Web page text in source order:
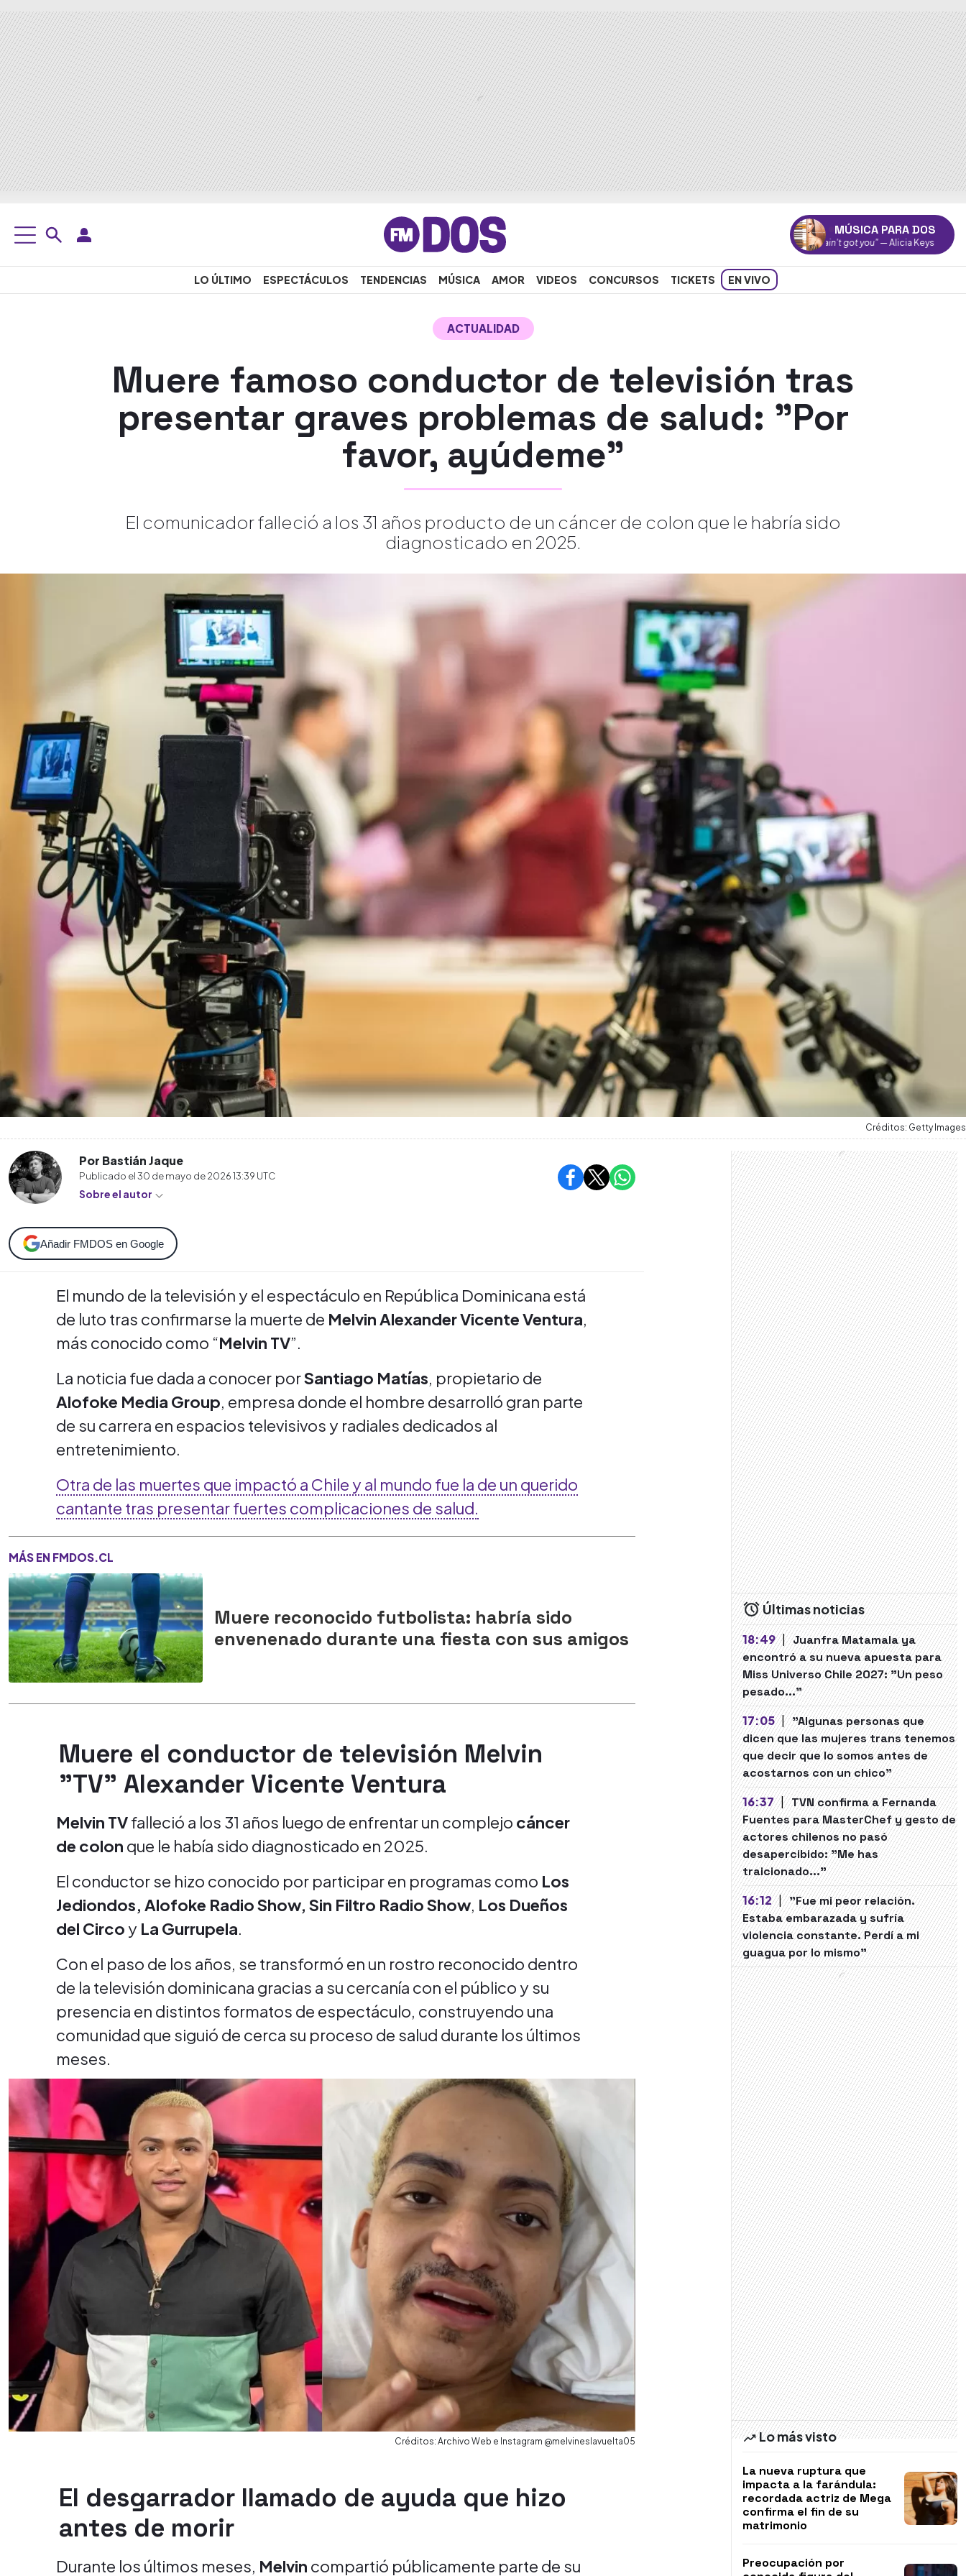
MÚSICA PARA DOS
"If I ain't got you"— Alicia Keys
LO ÚLTIMO ESPECTÁCULOS TENDENCIAS MÚSICA AMOR VIDEOS CONCURSOS TICKETS EN VIVO
ACTUALIDAD
Muere famoso conductor de televisión tras
presentar graves problemas de salud: "Por
favor, ayúdeme"
El comunicador falleció a los 31 años producto de un cáncer de colon que le habría sido
diagnosticado en 2025.
Créditos: Getty Images
Por Bastián Jaque
Publicado el30 de mayo de 2026 13:39 UTC
Sobre el autor
Añadir FMDOS en Google
El mundo de la televisión y el espectáculo en República Dominicana está
de luto tras confirmarse la muerte de MelvinAlexander VicenteVentura,
más conocido como “Melvin TV”.
La noticia fue dada a conocer porSantiago Matías, propietario de
Alofoke Media Group, empresa donde el hombre desarrolló gran parte
de su carrera en espacios televisivos y radiales dedicados al
entretenimiento.
Otra de las muertes que impactó a Chile y al mundo fue la de un querido
cantante tras presentar fuertes complicaciones de salud.
MÁS EN FMDOS.CL
Muere reconocido futbolista: habría sido
envenenado durante una fiesta con sus amigos
Muere el conductor de televisión Melvin
"TV" Alexander Vicente Ventura
Melvin TVfalleció a los 31 años luego de enfrentar un complejo cáncer
de colon que le había sido diagnosticado en 2025.
El conductor se hizo conocido por participar en programas como Los
Jediondos, Alofoke Radio Show, Sin Filtro Radio Show, Los Dueños
del Circo y La Gurrupela.
Con el paso de los años, se transformó en un rostro reconocido dentro
de la televisión dominicana gracias a su cercanía con el público y su
presencia en distintos formatos de espectáculo, construyendo una
comunidad que siguió de cerca su proceso de salud durante los últimos
meses.
Créditos: Archivo Web e Instagram @melvineslavuelta05
El desgarrador llamado de ayuda que hizo
antes de morir
Durante los últimos meses, Melvin compartió públicamente parte de su
Últimas noticias
18:49 | Juanfra Matamala ya
encontró a su nueva apuesta para
Miss Universo Chile 2027: "Un peso
pesado..."
17:05 | "Algunas personas que
dicen que las mujeres trans tenemos
que decir que lo somos antes de
acostarnos con un chico"
16:37 | TVN confirma a Fernanda
Fuentes para MasterChef y gesto de
actores chilenos no pasó
desapercibido: "Me has
traicionado..."
16:12 | "Fue mi peor relación.
Estaba embarazada y sufría
violencia constante. Perdí a mi
guagua por lo mismo"
Lo más visto
La nueva ruptura que
impacta a la farándula:
recordada actriz de Mega
confirma el fin de su
matrimonio
Preocupación por